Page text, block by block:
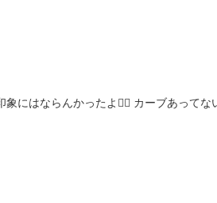
にはならんかったよ👍🏻 カーブあって